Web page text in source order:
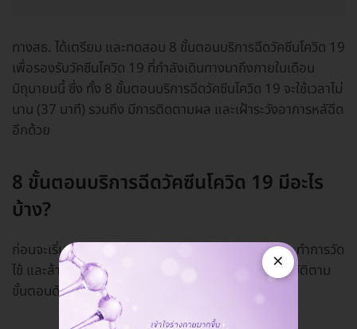
ทางสธ. ได้เตรียม และทดสอบ 8 ขั้นตอนบริการฉีดวัคซีนโควิด 19
เพื่อรองรับวัคซีนโควิด 19 ที่กำลังเดินทางมาถึงภายในเดือน
มิถุนายนนี้ ซึ่ง ทั้ง 8 ขั้นตอนบริการฉีดวัคซีนโควิด 19 จะใช้เวลาไม่
นาน (37 นาที) รวมถึง มีการติดตามผล และเฝ้าระวังอาการหลัฉีด
อีกด้วย
8 ขั้นตอนบริการฉีดวัคซีนโควิด 19 มีอะไร
บ้าง?
ก่อนจะเริ่ม ผู้เข้ารับการฉีดวัคซีนจะต้องผ่านจุดคัดกรอง ทำการวัด
ไข้ และล้างมือด้วยแอลกอฮอล์เจล เสียก่อน แล้วจึงปฏิบัติตาม
ขั้นตอนดังนี้
×